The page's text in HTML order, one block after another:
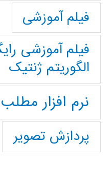
فیلم آموزشی
فیلم آموزشی
الگوریتم ژنتیک
نرم افزار مطلب
پردازش تصویر